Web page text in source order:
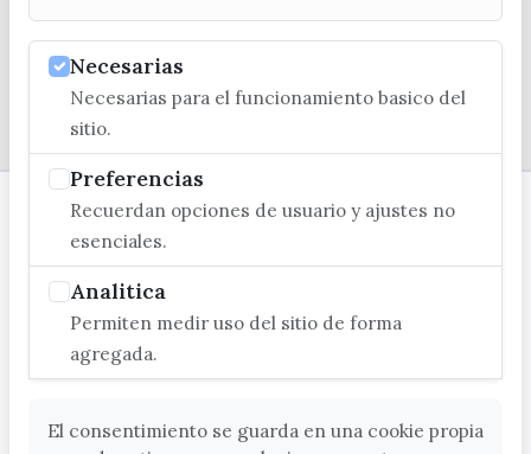
Necesarias
Necesarias para el funcionamiento basico del
sitio.
Preferencias
Recuerdan opciones de usuario y ajustes no
esenciales.
Analitica
Permiten medir uso del sitio de forma
agregada.
El consentimiento se guarda en una cookie propia